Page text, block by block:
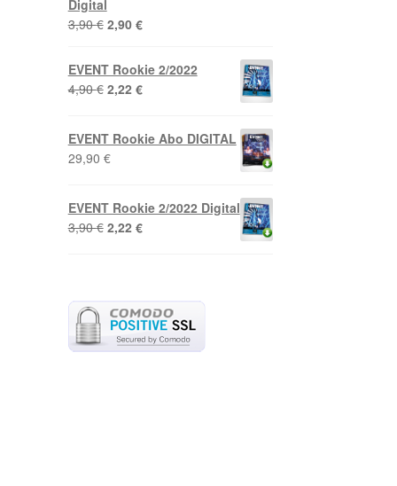
Digital
3,90€ Ursprünglicher
war:
3,90 €
2,90 €Aktueller
ist:
2,90 €.
EVENT Rookie 2/2022
4,90€ Ursprünglicher
4,90 €
2,22 €Aktueller
2,22 €.
EVENT Rookie Abo DIGITAL
29,90 €
EVENT Rookie 2/2022 Digital
3,90€ Ursprünglicher
2,22 €Aktueller